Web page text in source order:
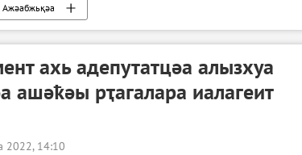
Ажәабжьқәа
ахь адепутатцәа алызхуа
ашәҟәы рҭагалара иалагеит
2022, 14:10